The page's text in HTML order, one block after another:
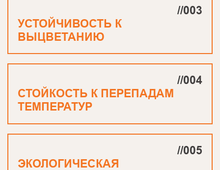
//003
УСТОЙЧИВОСТЬ К
ВЫЦВЕТАНИЮ
//004
СТОЙКОСТЬ К ПЕРЕПАДАМ
ТЕМПЕРАТУР
//005
ЭКОЛОГИЧЕСКАЯ